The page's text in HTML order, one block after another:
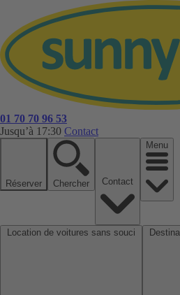
01 70 70 96 53
Jusqu’à 17:30 Contact
Réserver Chercher
Menu